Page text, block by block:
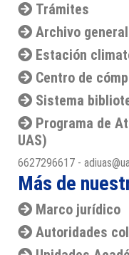
Trámites
Archivo general
Estación
Centro de
Sistema
Programa de
UAS)
6627296617 -
Más de
Marco jurídico
Autoridades